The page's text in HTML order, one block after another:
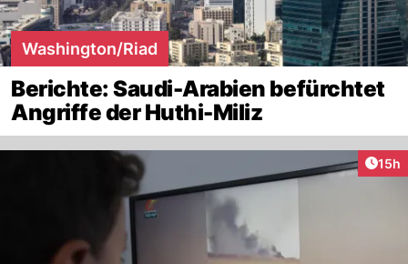
Washington/Riad
Berichte: Saudi-Arabien befürchtet
Angriffe der Huthi-Miliz
15h